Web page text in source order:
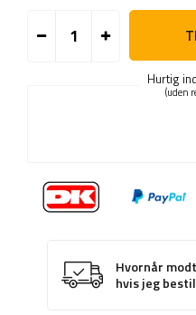
Hurtig
(uden
Hvornår
hvis jeg